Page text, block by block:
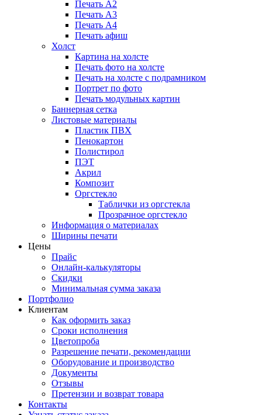
Печать А2
Печать А3
Печать А4
Печать афиш
Холст
Картина на холсте
Печать фото на холсте
Печать на холсте с подрамником
Портрет по фото
Печать модульных картин
Баннерная сетка
Листовые материалы
Пластик ПВХ
Пенокартон
Полистирол
ПЭТ
Акрил
Композит
Оргстекло
Таблички из оргстекла
Прозрачное оргстекло
Информация о материалах
Ширины печати
Цены
Прайс
Онлайн-калькуляторы
Скидки
Минимальная сумма заказа
Портфолио
Клиентам
Как оформить заказ
Сроки исполнения
Цветопроба
Разрешение печати, рекомендации
Оборудование и производство
Документы
Отзывы
Претензии и возврат товара
Контакты